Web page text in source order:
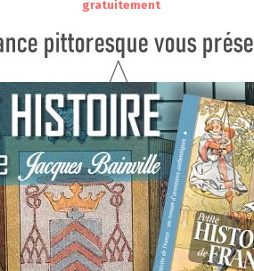
gratuitement